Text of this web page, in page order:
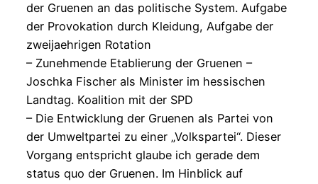
der Gruenen an das politische System. Aufgabe
der Provokation durch Kleidung, Aufgabe der
zweijaehrigen Rotation
– Zunehmende Etablierung der Gruenen –
Joschka Fischer als Minister im hessischen
Landtag. Koalition mit der SPD
– Die Entwicklung der Gruenen als Partei von
der Umweltpartei zu einer „Volkspartei“. Dieser
Vorgang entspricht glaube ich gerade dem
status quo der Gruenen. Im Hinblick auf